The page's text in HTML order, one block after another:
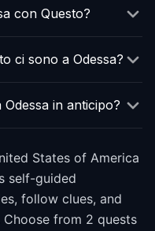
con Questo?
ci sono a Odessa?
in anticipo?
States of America
self-guided
follow clues, and
from 2 quests